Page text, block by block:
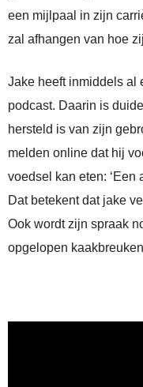
een mijlpaal in zijn
zal afhangen van hoe
Jake heeft inmiddels al
podcast. Daarin is
hersteld is van zijn
melden online dat hij
voedsel kan eten: ‘Een
Dat betekent dat jake
Ook wordt zijn spraak
opgelopen